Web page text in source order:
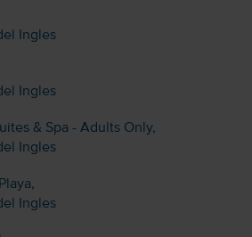
Ingles
Ingles
& Spa - Adults Only,
Ingles
Ingles